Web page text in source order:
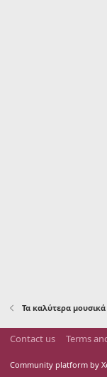
Τα καλύτερα μουσικά
Contact us Terms
Community platform by